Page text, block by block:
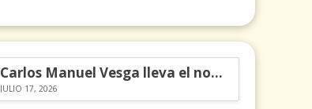
Carlos Manuel Vesga lleva el nombre de Colombia a los Emmy
JULIO 17, 2026